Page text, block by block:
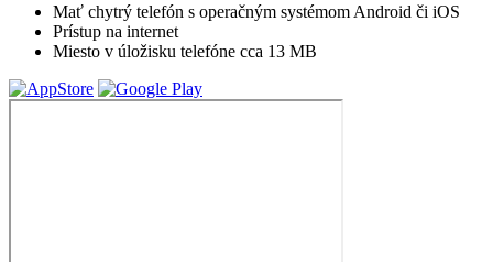
Mať chytrý telefón s operačným systémom Android či iOS
Prístup na internet
Miesto v úložisku telefóne cca 13 MB